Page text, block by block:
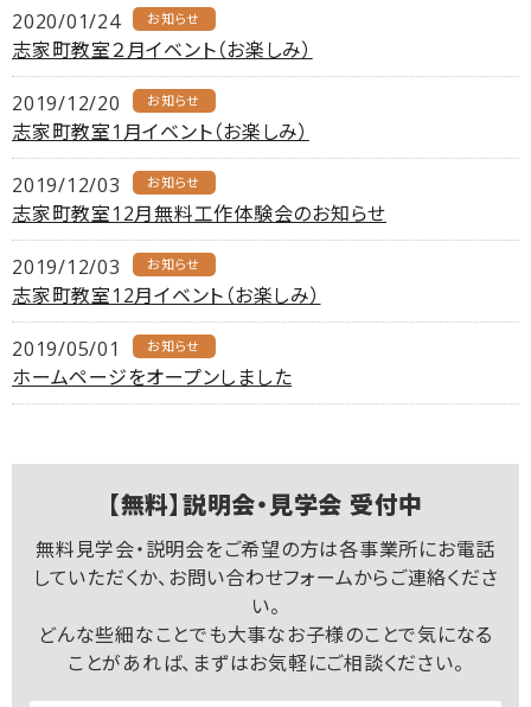
2020/01/24 お知らせ
志家町教室２月イベント（お楽しみ）
2019/12/20 お知らせ
志家町教室1月イベント（お楽しみ）
2019/12/03 お知らせ
志家町教室12月無料工作体験会のお知らせ
2019/12/03 お知らせ
志家町教室12月イベント（お楽しみ）
2019/05/01 お知らせ
ホームページをオープンしました
【無料】説明会・見学会 受付中
無料見学会・説明会をご希望の方は各事業所にお電話
していただくか、お問い合わせフォームからご連絡くださ
い。
どんな些細なことでも大事なお子様のことで気になる
ことがあれば、まずはお気軽にご相談ください。